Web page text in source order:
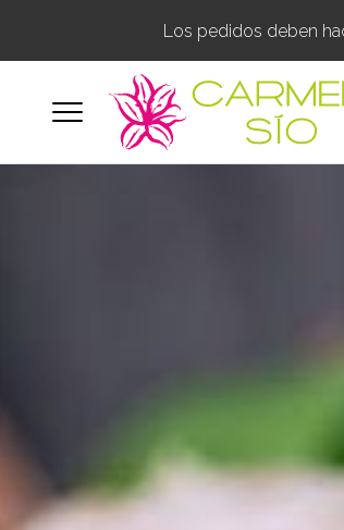
Los pedidos deben